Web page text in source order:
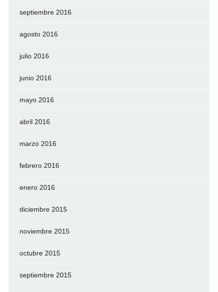
septiembre 2016
agosto 2016
julio 2016
junio 2016
mayo 2016
abril 2016
marzo 2016
febrero 2016
enero 2016
diciembre 2015
noviembre 2015
octubre 2015
septiembre 2015